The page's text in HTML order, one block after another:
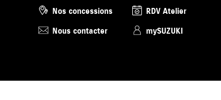
Nos concessions
Nous contacter
RDV Atelier
mySUZUKI